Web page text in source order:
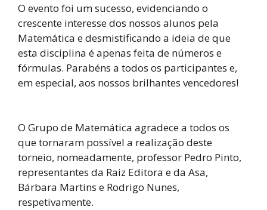
O evento foi um sucesso, evidenciando o
crescente interesse dos nossos alunos pela
Matemática e desmistificando a ideia de que
esta disciplina é apenas feita de números e
fórmulas. Parabéns a todos os participantes e,
em especial, aos nossos brilhantes vencedores!
O Grupo de Matemática agradece a todos os
que tornaram possível a realização deste
torneio, nomeadamente, professor Pedro Pinto,
representantes da Raiz Editora e da Asa,
Bárbara Martins e Rodrigo Nunes,
respetivamente.